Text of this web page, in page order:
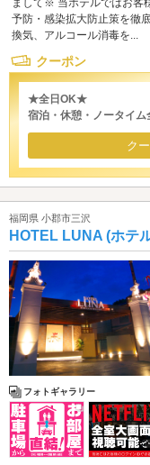
まして※ 当ホテルではお客
予防・感染拡大防止策を徹
換気、アルコール消毒を...
クーポン
★全日OK★
宿泊・休憩・ノータイム
ク
福岡県 小郡市三沢
HOTEL LUNA (ホテ
フォトギャラリー